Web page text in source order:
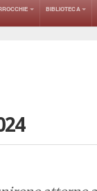
BIBLIOTECA